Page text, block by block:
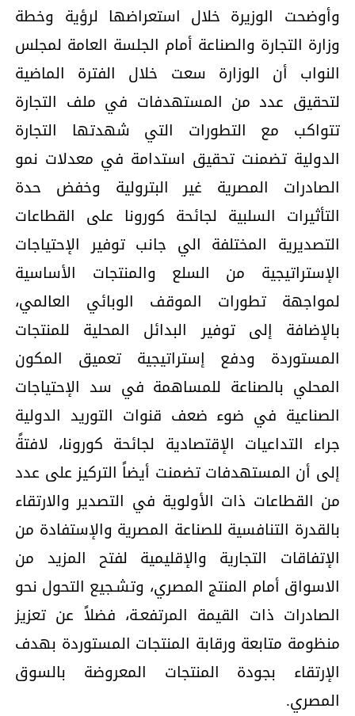
وأوضحت الوزيرة خلال استعراضها لرؤية وخطة
وزارة التجارة والصناعة أمام الجلسة العامة لمجلس
النواب أن الوزارة سعت خلال الفترة الماضية
لتحقيق عدد من المستهدفات في ملف التجارة
تتواكب مع التطورات التي شهدتها التجارة
الدولية تضمنت تحقيق استدامة في معدلات نمو
الصادرات المصرية غير البترولية وخفض حدة
التأثيرات السلبية لجائحة كورونا على القطاعات
التصديرية المختلفة الي جانب توفير الإحتياجات
الإستراتيجية من السلع والمنتجات الأساسية
لمواجهة تطورات الموقف الوبائي العالمي،
بالإضافة إلى توفير البدائل المحلية للمنتجات
المستوردة ودفع إستراتيجية تعميق المكون
المحلي بالصناعة للمساهمة في سد الإحتياجات
الصناعية في ضوء ضعف قنوات التوريد الدولية
جراء التداعيات الإقتصادية لجائحة كورونا، لافتةً
إلى أن المستهدفات تضمنت أيضاً التركيز على عدد
من القطاعات ذات الأولوية في التصدير والارتقاء
بالقدرة التنافسية للصناعة المصرية والإستفادة من
الإتفاقات التجارية والإقليمية لفتح المزيد من
الاسواق أمام المنتج المصري، وتشـجيع التحول نحو
الصادرات ذات القيمة المرتفعـة، فضلاً عن تعزيز
منظومة متابعة ورقابة المنتجات المستوردة بهدف
الإرتقاء بجودة المنتجات المعروضة بالسوق
المصري.